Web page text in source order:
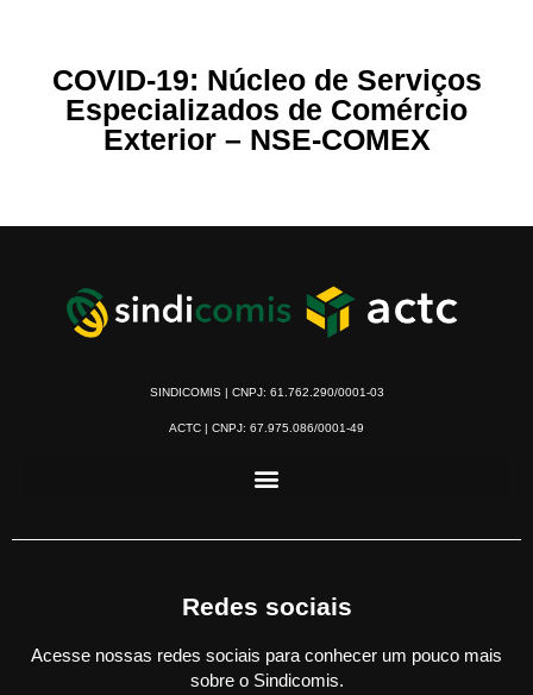
COVID-19: Núcleo de Serviços
Especializados de Comércio
Exterior – NSE-COMEX
SINDICOMIS | CNPJ: 61.762.290/0001-03
ACTC | CNPJ: 67.975.086/0001-49
Redes sociais
Acesse nossas redes sociais para conhecer um pouco mais
sobre o Sindicomis.